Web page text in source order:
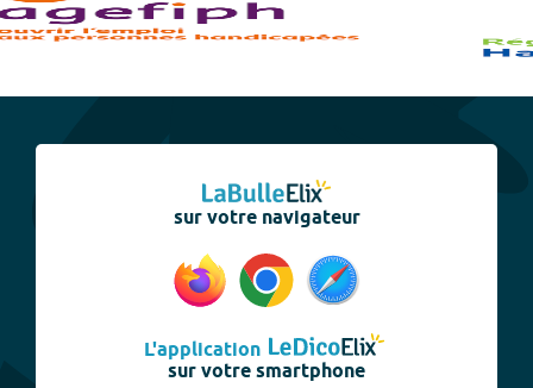
sur votre navigateur
L'application
sur votre smartphone